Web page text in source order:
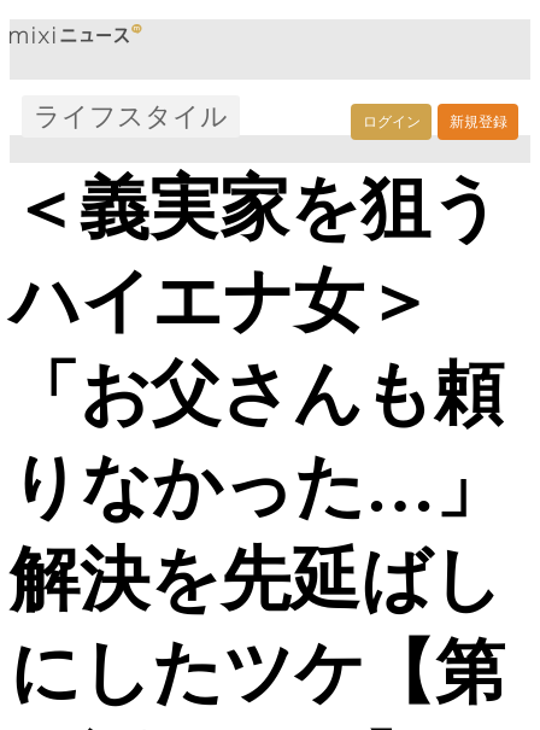
ログイン 新規登録
ライフスタイル
＜義実家を狙う
ハイエナ女＞
「お父さんも頼
りなかった…」
解決を先延ばし
にしたツケ【第